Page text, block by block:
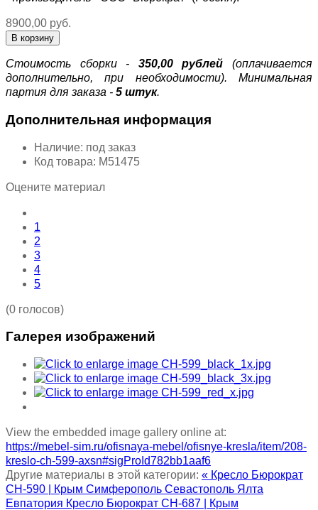
8900,00 руб.
Стоимость сборки - 350,00 рублей (оплачивается
дополнительно, при необходимости). Минимальная
партия для заказа - 5 штук.
Дополнительная информация
Наличие: под заказ
Код товара: М51475
Оцените материал
1
2
3
4
5
(0 голосов)
Галерея изображений
View the embedded image gallery online at:
https://mebel-sim.ru/ofisnaya-mebel/ofisnye-kresla/item/208-
kreslo-ch-599-axsn#sigProId782bb1aaf6
Другие материалы в этой категории: « Кресло Бюрократ
CH-590 | Крым Симферополь Севастополь Ялта
Евпатория Кресло Бюрократ CH-687 | Крым